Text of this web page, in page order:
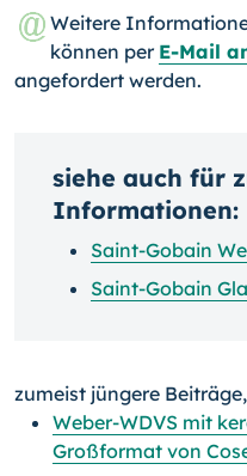
Weitere
können per E-Mail
angefordert werden.
siehe auch für
Informationen:
Saint-Gobain
Saint-Gobain
zumeist jüngere
Weber-WDVS mit
Großformat von